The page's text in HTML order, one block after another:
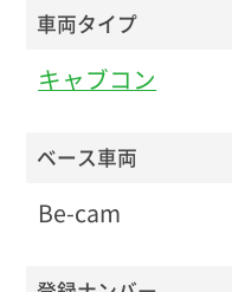
車両タイプ
キャブコン
ベース車両
Be-cam